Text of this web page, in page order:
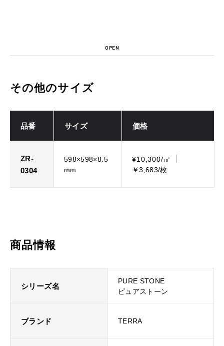
OPEN
その他のサイズ
品番 サイズ 価格
ZR-
0304
598×598×8.5
mm
¥10,300/㎡
￥3,683/枚
商品情報
シリーズ名
PURE STONE
ピュアストーン
ブランド TERRA